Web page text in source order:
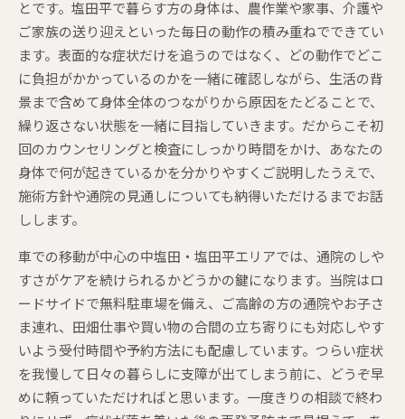
とです。塩田平で暮らす方の身体は、農作業や家事、介護や
ご家族の送り迎えといった毎日の動作の積み重ねでできてい
ます。表面的な症状だけを追うのではなく、どの動作でどこ
に負担がかかっているのかを一緒に確認しながら、生活の背
景まで含めて身体全体のつながりから原因をたどることで、
繰り返さない状態を一緒に目指していきます。だからこそ初
回のカウンセリングと検査にしっかり時間をかけ、あなたの
身体で何が起きているかを分かりやすくご説明したうえで、
施術方針や通院の見通しについても納得いただけるまでお話
しします。
車での移動が中心の中塩田・塩田平エリアでは、通院のしや
すさがケアを続けられるかどうかの鍵になります。当院はロ
ードサイドで無料駐車場を備え、ご高齢の方の通院やお子さ
ま連れ、田畑仕事や買い物の合間の立ち寄りにも対応しやす
いよう受付時間や予約方法にも配慮しています。つらい症状
を我慢して日々の暮らしに支障が出てしまう前に、どうぞ早
めに頼っていただければと思います。一度きりの相談で終わ